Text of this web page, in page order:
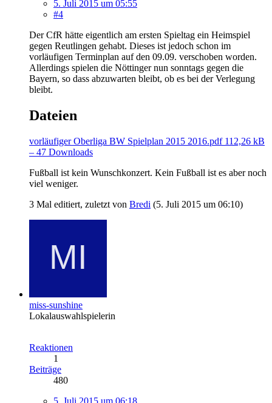
5. Juli 2015 um 05:55
#4
Der CfR hätte eigentlich am ersten Spieltag ein Heimspiel
gegen Reutlingen gehabt. Dieses ist jedoch schon im
vorläufigen Terminplan auf den 09.09. verschoben worden.
Allerdings spielen die Nöttinger nun sonntags gegen die
Bayern, so dass abzuwarten bleibt, ob es bei der Verlegung
bleibt.
Dateien
vorläufiger Oberliga BW Spielplan 2015 2016.pdf 112,26 kB
– 47 Downloads
Fußball ist kein Wunschkonzert. Kein Fußball ist es aber noch
viel weniger.
3 Mal editiert, zuletzt von Bredi (5. Juli 2015 um 06:10)
miss-sunshine
Lokalauswahlspielerin
Reaktionen
1
Beiträge
480
5. Juli 2015 um 06:18